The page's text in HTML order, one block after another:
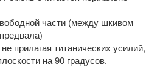
части (между шкивом
прилагая титанических усилий,
на 90 градусов.